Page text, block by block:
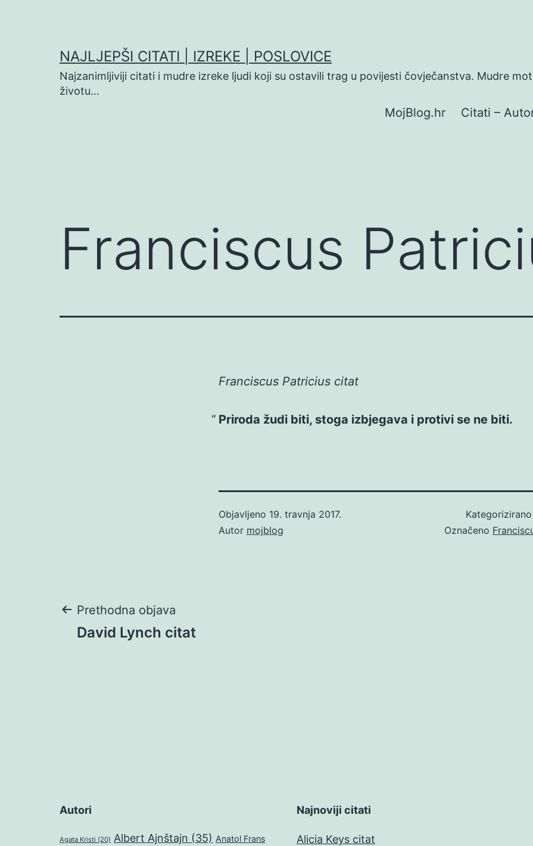
NAJLJEPŠI CITATI | IZREKE | POSLOVICE
Najzanimljiviji citati i mudre izreke ljudi koji su ostavili trag u povijesti čovječanstva. Mudre
životu…
MojBlog.hr Citati –
Franciscus
Franciscus Patricius citat
Priroda žudi biti, stoga izbjegava i protivi se ne biti.
Objavljeno 19. travnja 2017.
Autor mojblog
Označeno
Navigacija
Prethodna objava
David Lynch citat
Autori
Agata Kristi (20) Albert Ajnštajn (35) Anatol Frans
Najnoviji citati
Alicia Keys citat